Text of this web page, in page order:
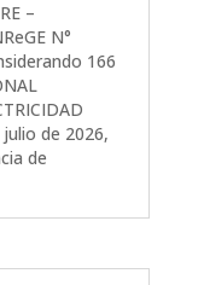
–
N°
166
de 2026,
de